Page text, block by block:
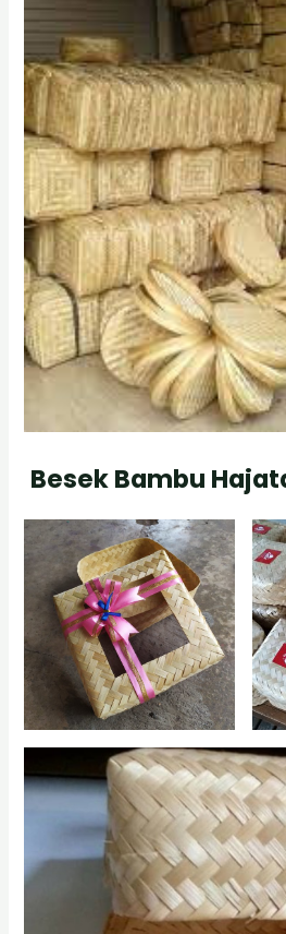
Besek Bambu